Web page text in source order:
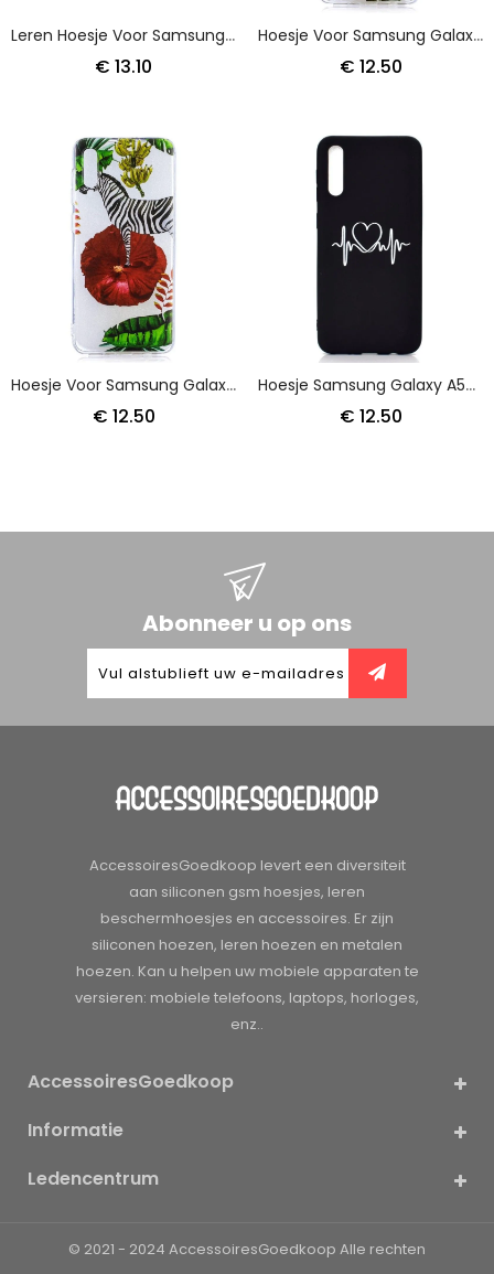
Leren Hoesje Voor Samsung Galaxy A50 Zwart-Witte Hond
€ 13.10
Hoesje Voor Samsung Galaxy A50 Hier Komt De Zon
€ 12.50
Hoesje Voor Samsung Galaxy A50 Zebra En Bloemen
€ 12.50
Hoesje Samsung Galaxy A50 Hart Art
€ 12.50
Abonneer u op ons
AccessoiresGoedkoop levert een diversiteit
aan siliconen gsm hoesjes, leren
beschermhoesjes en accessoires. Er zijn
siliconen hoezen, leren hoezen en metalen
hoezen. Kan u helpen uw mobiele apparaten te
versieren: mobiele telefoons, laptops, horloges,
enz..
AccessoiresGoedkoop
Informatie
Ledencentrum
© 2021 - 2024 AccessoiresGoedkoop Alle rechten